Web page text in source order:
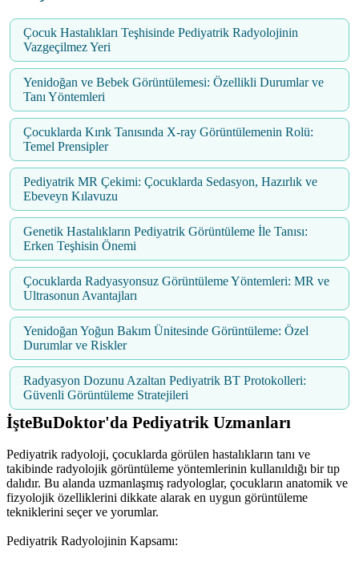
Çocuk Hastalıkları Teşhisinde Pediyatrik Radyolojinin
Vazgeçilmez Yeri
Yenidoğan ve Bebek Görüntülemesi: Özellikli Durumlar ve
Tanı Yöntemleri
Çocuklarda Kırık Tanısında X-ray Görüntülemenin Rolü:
Temel Prensipler
Pediyatrik MR Çekimi: Çocuklarda Sedasyon, Hazırlık ve
Ebeveyn Kılavuzu
Genetik Hastalıkların Pediyatrik Görüntüleme İle Tanısı:
Erken Teşhisin Önemi
Çocuklarda Radyasyonsuz Görüntüleme Yöntemleri: MR ve
Ultrasonun Avantajları
Yenidoğan Yoğun Bakım Ünitesinde Görüntüleme: Özel
Durumlar ve Riskler
Radyasyon Dozunu Azaltan Pediyatrik BT Protokolleri:
Güvenli Görüntüleme Stratejileri
İşteBuDoktor'da Pediyatrik Uzmanları
Pediyatrik radyoloji, çocuklarda görülen hastalıkların tanı ve
takibinde radyolojik görüntüleme yöntemlerinin kullanıldığı bir tıp
dalıdır. Bu alanda uzmanlaşmış radyologlar, çocukların anatomik ve
fizyolojik özelliklerini dikkate alarak en uygun görüntüleme
tekniklerini seçer ve yorumlar.
Pediyatrik Radyolojinin Kapsamı: